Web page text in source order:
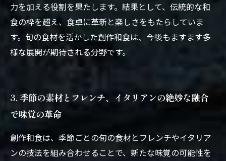
力を加える役割を果たします。結果として、伝統的な和
食の枠を超え、食卓に革新と楽しさをもたらしていま
す。旬の食材を活かした創作和食は、今後もますます多
様な展開が期待される分野です。
3. 季節の素材とフレンチ、イタリアンの絶妙な融合
で味覚の革命
創作和食は、季節ごとの旬の食材とフレンチやイタリア
ンの技法を組み合わせることで、新たな味覚の可能性を